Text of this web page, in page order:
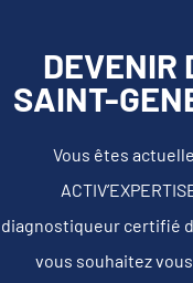
DEVENIR
SAINT-
Vous êtes
diagnostiqueur certifié
vous souhaitez